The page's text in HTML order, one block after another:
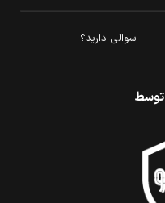
سوالی دارید؟
توسط